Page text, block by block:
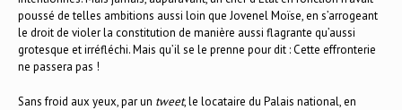
poussé de telles ambitions aussi loin que Jovenel Moïse, en s’arrogeant
le droit de violer la constitution de manière aussi flagrante qu’aussi
grotesque et irréfléchi. Mais qu’il se le prenne pour dit : Cette effronterie
ne passera pas !
Sans froid aux yeux, par un tweet, le locataire du Palais national, en